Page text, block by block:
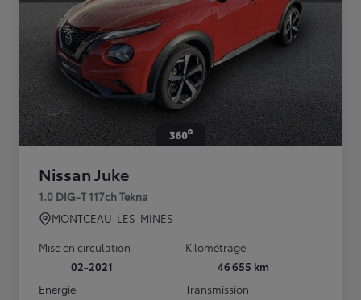
Nissan Juke
1.0 DIG-T 117ch Tekna
MONTCEAU-LES-MINES
Mise en circulation
02-2021
Kilométrage
46 655 km
Energie
Transmission